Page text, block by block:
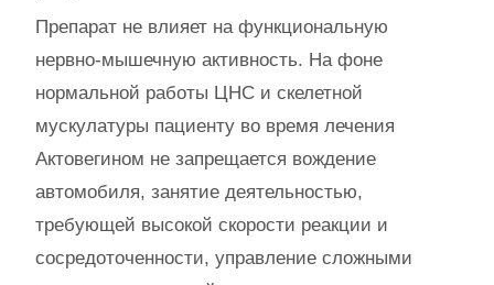
Препарат не влияет на функциональную
нервно-мышечную активность. На фоне
нормальной работы ЦНС и скелетной
мускулатуры пациенту во время лечения
Актовегином не запрещается вождение
автомобиля, занятие деятельностью,
требующей высокой скорости реакции и
сосредоточенности, управление сложными